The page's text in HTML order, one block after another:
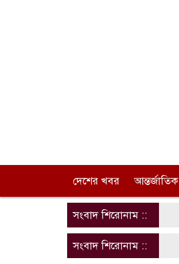
দেশের খবর আন্তর্জাতিক
সংবাদ শিরোনাম ::
সংবাদ শিরোনাম ::